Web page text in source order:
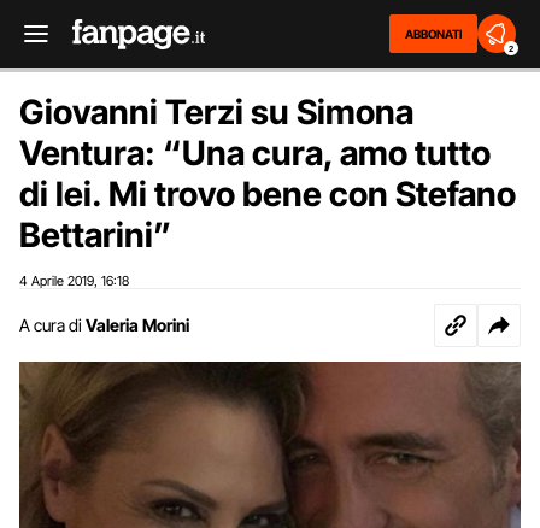
ABBONATI
2
Giovanni Terzi su Simona
Ventura: “Una cura, amo tutto
di lei. Mi trovo bene con Stefano
Bettarini”
4 Aprile 2019 16:18
A cura di Valeria Morini